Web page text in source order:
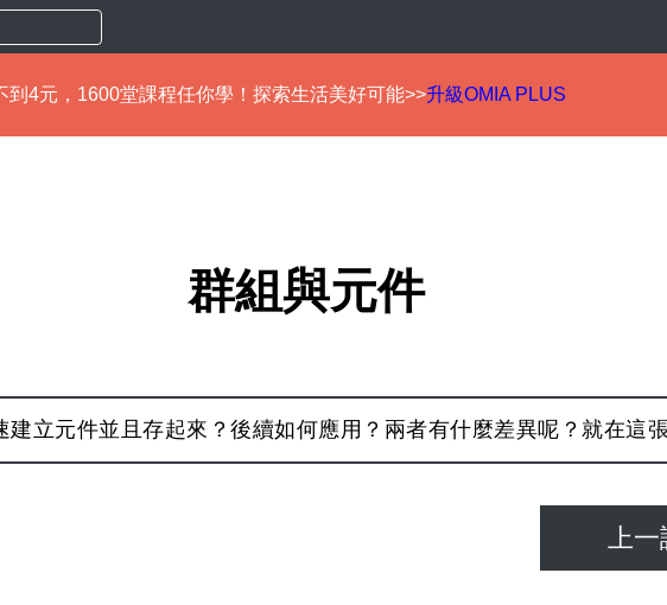
到4元，1600堂課程任你學！探索生活美好可能>>升級OMIA PLUS
群組與元件
立元件並且存起來？後續如何應用？兩者有什麼差異呢？就在這張
上一